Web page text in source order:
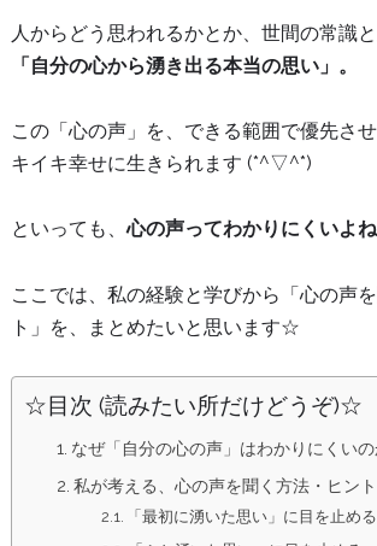
人からどう思われるかとか、世間の常識
「自分の心から湧き出る本当の思い」。
この「心の声」を、できる範囲で優先さ
キイキ幸せに生きられます (*^▽^*)
といっても、心の声ってわかりにくいよ
ここでは、私の経験と学びから「心の声
ト」を、まとめたいと思います☆
☆目次 (読みたい所だけどうぞ)☆
なぜ「自分の心の声」はわかりにくい
私が考える、心の声を聞く方法・ヒント
「最初に湧いた思い」に目を止める